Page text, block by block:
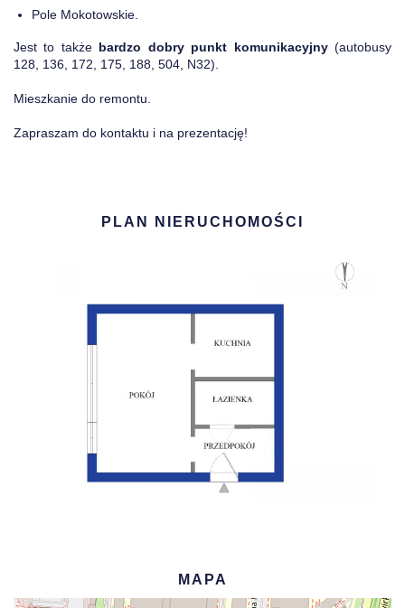
Pole Mokotowskie.
Jest to także bardzo dobry punkt komunikacyjny(autobusy
128, 136, 172, 175, 188, 504, N32).
Mieszkanie do remontu.
Zapraszam do kontaktu i na prezentację!
PLAN NIERUCHOMOŚCI
MAPA